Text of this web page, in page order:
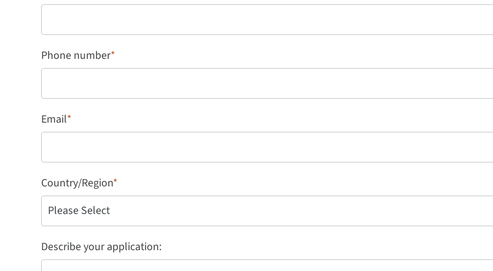
Phone number*
Email*
Country/Region*
Describe your application: